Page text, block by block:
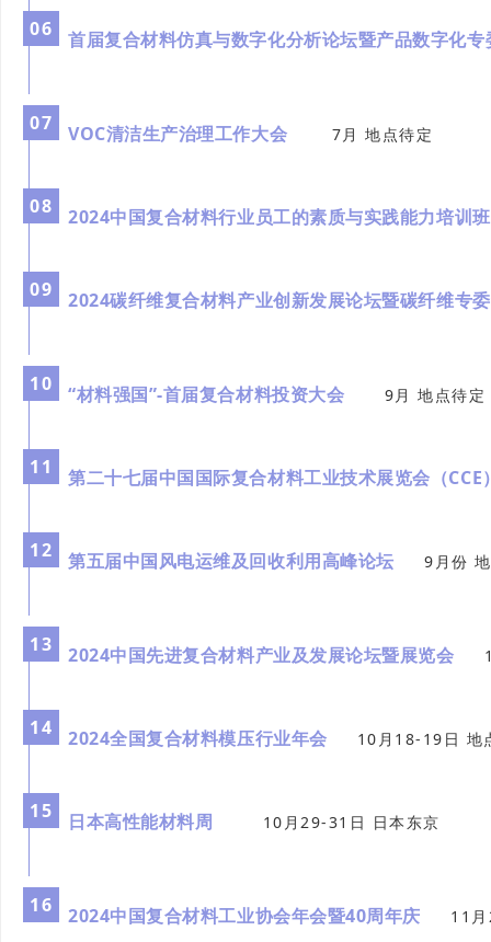
06 首届复合材料仿真与数字化分析论坛暨产品数字化
07 VOC清洁生产治理工作大会 7月 地点待定
08 2024中国复合材料行业员工的素质与实践能力培训
09 2024碳纤维复合材料产业创新发展论坛暨碳纤维专
10 “材料强国”-首届复合材料投资大会 9月 地点待定
11 第二十七届中国国际复合材料工业技术展览会（
12 第五届中国风电运维及回收利用高峰论坛9月份
13 2024中国先进复合材料产业及发展论坛暨展览会
14 2024全国复合材料模压行业年会 10月18-19日 地
15 日本高性能材料周 10月29-31日 日本东京
16 2024中国复合材料工业协会年会暨40周年庆 11